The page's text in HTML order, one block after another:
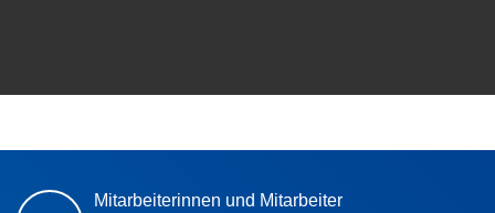
Mitarbeiterinnen und Mitarbeiter